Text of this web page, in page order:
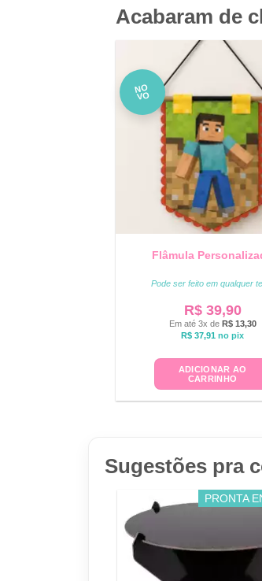
Acabaram de
NO
VO
Flâmula
Pode ser feito em qualquer
R$39,90
Em até 3x de R$13,30
R$ 37,91 no pix
ADICIONAR AO
CARRINHO
Sugestões pra
PRONTA